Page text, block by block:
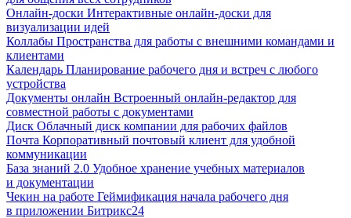
Онлайн-доски Интерактивные онлайн-доски для
визуализации идей
Коллабы Пространства для работы с внешними командами и
клиентами
Календарь Планирование рабочего дня и встреч с любого
устройства
Документы онлайн Встроенный онлайн-редактор для
совместной работы с документами
Диск Облачный диск компании для рабочих файлов
Почта Корпоративный почтовый клиент для удобной
коммуникации
База знаний 2.0 Удобное хранение учебных материалов
и документации
Чекин на работе Геймификация начала рабочего дня
в приложении Битрикс24